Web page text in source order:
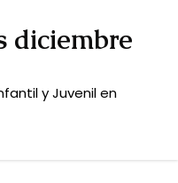
diciembre
y Juvenil en